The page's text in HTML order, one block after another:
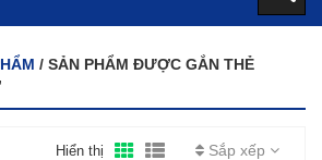
/ SẢN PHẨM ĐƯỢC GẮN THẺ
Hiển thị Sắp xếp